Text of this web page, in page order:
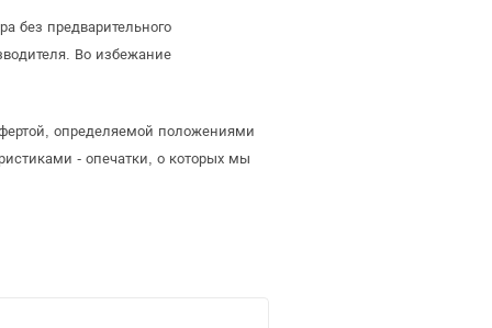
без предварительного
Во избежание
определяемой положениями
- опечатки, о которых мы